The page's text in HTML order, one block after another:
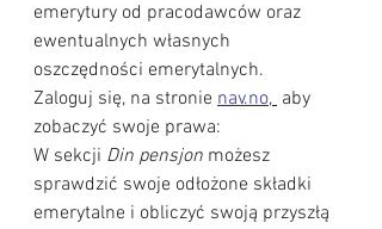
emerytury od pracodawców oraz
ewentualnych własnych
oszczędności emerytalnych.
Zaloguj się, na stronie nav.no, aby
zobaczyć swoje prawa:
W sekcji Din pensjon możesz
sprawdzić swoje odłożone składki
emerytalne i obliczyć swoją przyszłą